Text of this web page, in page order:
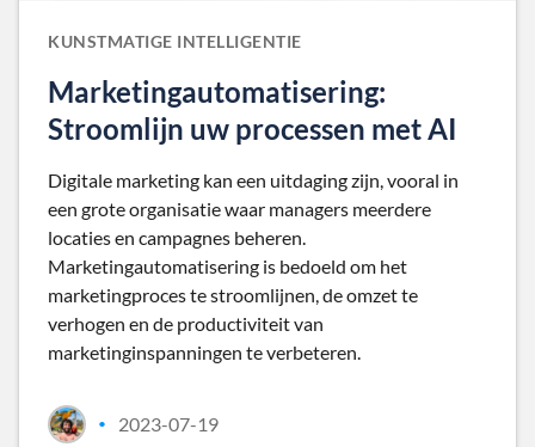
KUNSTMATIGE INTELLIGENTIE
Marketingautomatisering:
Stroomlijn uw processen met AI
Digitale marketing kan een uitdaging zijn, vooral in
een grote organisatie waar managers meerdere
locaties en campagnes beheren.
Marketingautomatisering is bedoeld om het
marketingproces te stroomlijnen, de omzet te
verhogen en de productiviteit van
marketinginspanningen te verbeteren.
• 2023-07-19